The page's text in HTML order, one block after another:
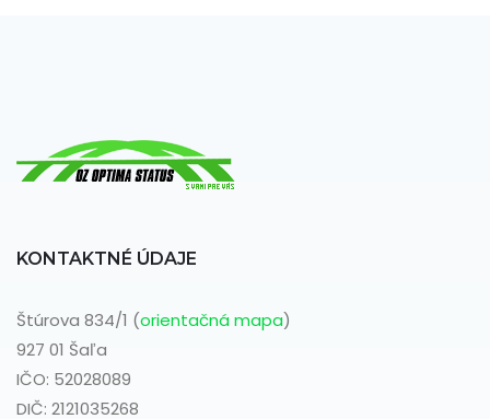
KONTAKTNÉ ÚDAJE
Štúrova 834/1 (orientačná mapa)
927 01 Šaľa
IČO: 52028089
DIČ: 2121035268